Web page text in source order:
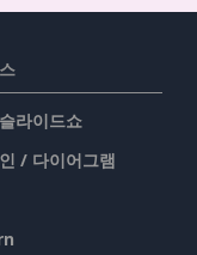
라이드쇼
/ 다이어그램